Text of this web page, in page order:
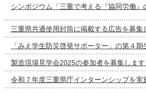
シンポジウム「三重で考える『協同労働』
三重県共通使用封筒に掲載する広告を募集
「みえ学生防災啓発サポーター」の第４期
製造現場見学会2025の参加者を募集し
令和７年度三重県庁インターンシップを実